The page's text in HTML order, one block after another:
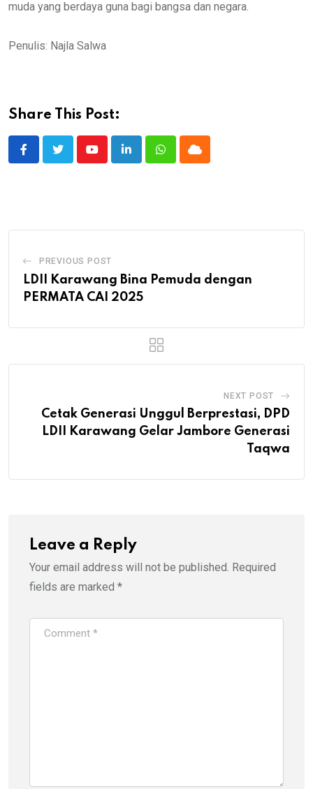
muda yang berdaya guna bagi bangsa dan negara.
Penulis: Najla Salwa
Share This Post:
PREVIOUS POST
LDII Karawang Bina Pemuda dengan
PERMATA CAI 2025
NEXT POST
Cetak Generasi Unggul Berprestasi, DPD
LDII Karawang Gelar Jambore Generasi
Taqwa
Leave a Reply
Your email address will not be published. Required
fields are marked *